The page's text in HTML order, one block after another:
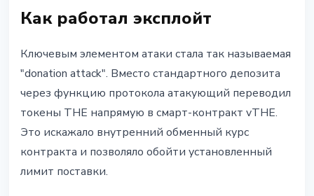
Как работал эксплойт
Ключевым элементом атаки стала так называемая
"donation attack". Вместо стандартного депозита
через функцию протокола атакующий переводил
токены THE напрямую в смарт-контракт vTHE.
Это искажало внутренний обменный курс
контракта и позволяло обойти установленный
лимит поставки.